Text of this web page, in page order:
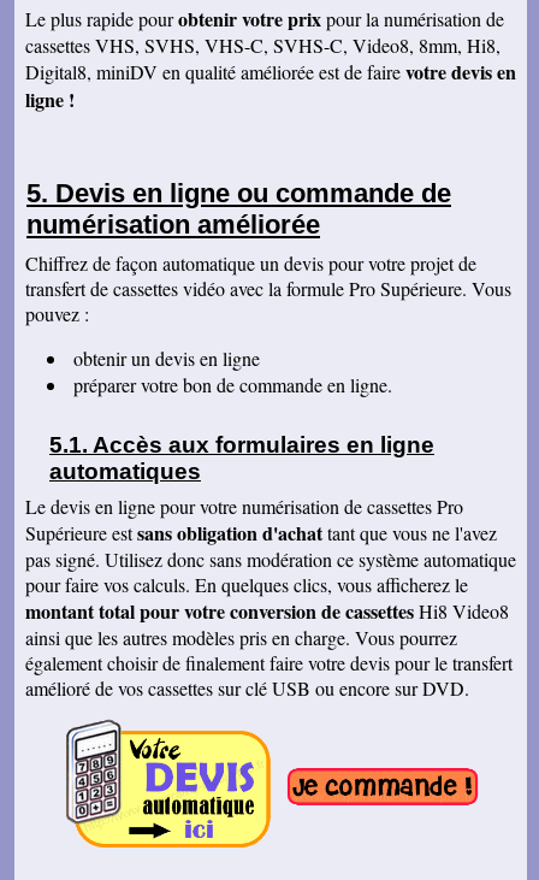
Anaïs H
J'ai bien reçu le colis. Merci pour votre travail.
Cordialement
François R
Hervé L
J'ai bien reçu le colis. Après visonnage de
remercie. Passez une bonne soirée.
Christophe M.
minutieux que vous avez réalisé avec soin.
Nous sommes ravis et très émus de revoir tout
ce passé, ces images de nos filles petites, il y
manquerai pas de recommander votre
entreprise.
Jacques P.
J'ai bien reçu la K7 et les DVD, c'est parfait.
Merci
Cécile B.
J'ai bien reçu le DVD et le son est parfait. Je
vous remercie de vos efforts. Bien cordialement
Bernard D.
Bien reçu votre COLIS - Travail fénoménal que
j'ai eu peur d'entreprendre !!!!!!!!!!!!! Le disque
DUR et les CD/DVD fonctionnement
parfaitement ........ Je vais entreprendre
pour........ NOEL 3 copies. pour mes 3 enfants
de 1980 à ce jour . MERCI MERCI MERCI Je
vais communiquer vos coordonnées à mon
entourage...
Véronique F.
Bien reçu,cela fait plaisir de revoir tout çà!
Le plus rapide pourobtenir votre prixpour la numérisation de
cassettes VHS, SVHS, VHS-C, SVHS-C, Video8, 8mm, Hi8,
Digital8, miniDV en qualité améliorée est de fairevotre devis en
ligne !
Devis en ligne ou commande de
numérisation améliorée
Chiffrez de façon automatique un devis pour votre projet de
transfert de cassettes vidéo avec la formule Pro Supérieure. Vous
pouvez :
obtenir un devis en ligne
préparer votre bon de commande en ligne.
Accès aux formulaires en ligne
automatiques
Le devis en ligne pour votre numérisation de cassettes Pro
Supérieure estsans obligation d'achattant que vous ne l'avez
pas signé. Utilisez donc sans modération ce système automatique
pour faire vos calculs. En quelques clics, vous afficherez le
montant total pour votre conversion de cassettesHi8 Video8
ainsi que les autres modèles pris en charge. Vous pourrez
également choisir de finalement faire votre devis pour le transfert
amélioré de vos cassettes sur clé USB ou encore sur DVD.